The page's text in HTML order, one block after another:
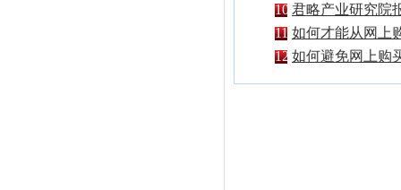
成？
10 君略产业研究院
哪些？
11 如何才能从网上
研究院独家原创
12 如何避免网上购